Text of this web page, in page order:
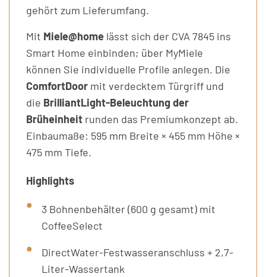
gehört zum Lieferumfang.
Mit Miele@home lässt sich der CVA 7845 ins
Smart Home einbinden; über MyMiele
können Sie individuelle Profile anlegen. Die
ComfortDoor mit verdecktem Türgriff und
die BrilliantLight-Beleuchtung der
Brüheinheit runden das Premiumkonzept ab.
Einbaumaße: 595 mm Breite × 455 mm Höhe ×
475 mm Tiefe.
Highlights
3 Bohnenbehälter (600 g gesamt) mit
CoffeeSelect
DirectWater-Festwasseranschluss + 2,7-
Liter-Wassertank